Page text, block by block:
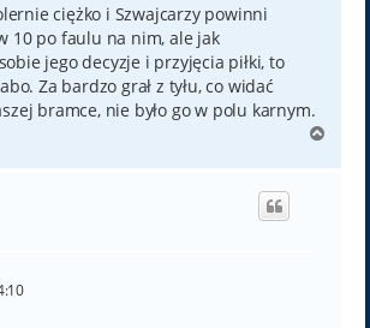
ciężko i Szwajcarzy powinni
10 po faulu na nim, ale jak
jego decyzje i przyjęcia piłki, to
Za bardzo grał z tyłu, co widać
bramce, nie było go w polu karnym.
g